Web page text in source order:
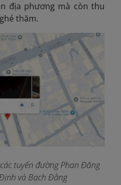
địa phương mà còn thu
thăm.
tuyến đường Phan Đăng
và Bạch Đằng